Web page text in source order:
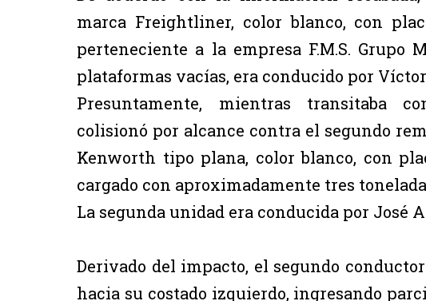
marca Freightliner, color blanco, con
perteneciente a la empresa F.M.S. Grupo
plataformas vacías, era conducido por
Presuntamente, mientras transitaba
colisionó por alcance contra el segundo
Kenworth tipo plana, color blanco, con
cargado con aproximadamente tres
La segunda unidad era conducida por José
Derivado del impacto, el segundo
hacia su costado izquierdo, ingresando